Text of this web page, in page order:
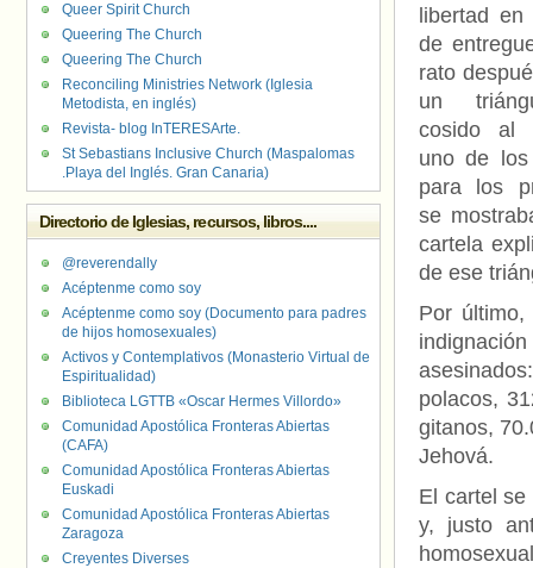
libertad
de
rato
un
cosido al
uno de los
para los
se
cartela
de ese
Por
polacos,
gitanos,
Jehová.
El cartel
y, justo
Queer Spirit Church
Queering The Church
Queering The Church
Reconciling Ministries Network (Iglesia
Metodista, en inglés)
Revista- blog InTERESArte.
St Sebastians Inclusive Church (Maspalomas
.Playa del Inglés. Gran Canaria)
Directorio de Iglesias, recursos, libros....
@reverendally
Acéptenme como soy
Acéptenme como soy (Documento para padres
de hijos homosexuales)
Activos y Contemplativos (Monasterio Virtual de
Espiritualidad)
Biblioteca LGTTB «Oscar Hermes Villordo»
Comunidad Apostólica Fronteras Abiertas
(CAFA)
Comunidad Apostólica Fronteras Abiertas
Euskadi
Comunidad Apostólica Fronteras Abiertas
Zaragoza
Creyentes Diverses